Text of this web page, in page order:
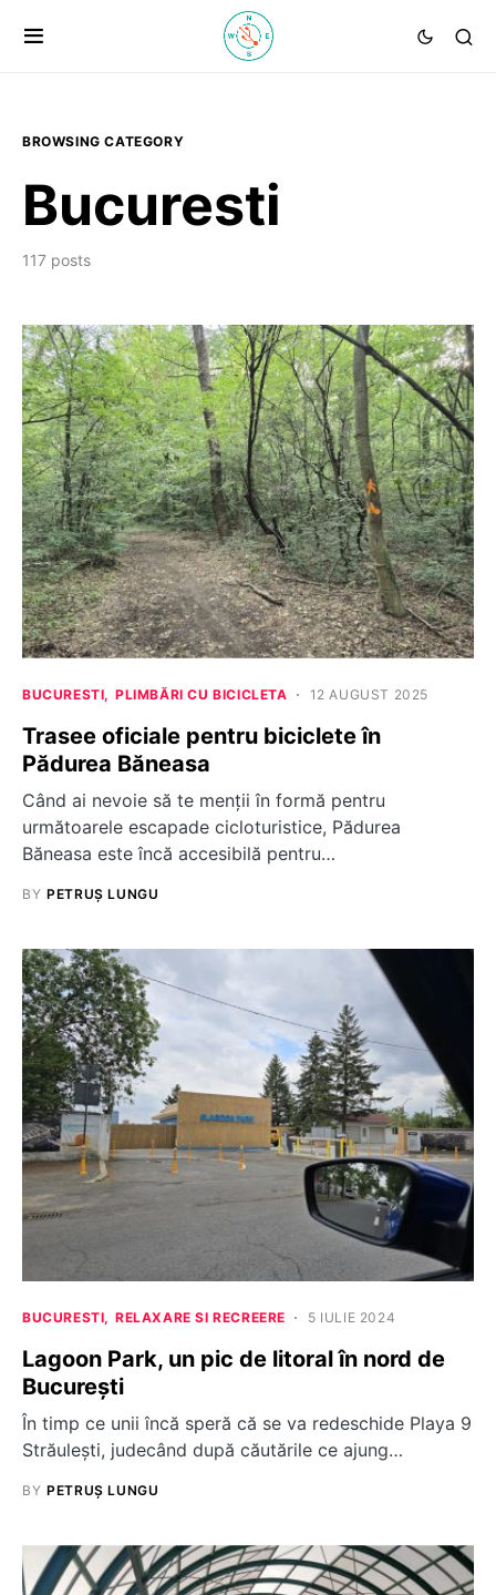
BROWSING CATEGORY
Bucuresti
117 posts
BUCURESTI PLIMBĂRI CU BICICLETA 12 AUGUST 2025
Trasee oficiale pentru biciclete în
Pădurea Băneasa
Când ai nevoie să te menții în formă pentru
următoarele escapade cicloturistice, Pădurea
Băneasa este încă accesibilă pentru…
BY PETRUȘ LUNGU
BUCURESTI RELAXARE SI RECREERE 5 IULIE 2024
Lagoon Park, un pic de litoral în nord de
București
În timp ce unii încă speră că se va redeschide Playa 9
Străulești, judecând după căutările ce ajung…
BY PETRUȘ LUNGU